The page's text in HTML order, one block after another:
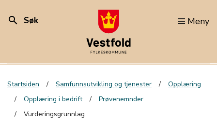
search Søk Meny
Startsiden Samfunnsutvikling og tjenester
Opplæring
Opplæring i bedrift
Prøvenemnder
Vurderingsgrunnlag